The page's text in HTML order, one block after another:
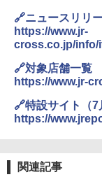
🔗ニュースリリ
https://www.jr-
cross.co.jp/info/
🔗対象店舗一覧
https://www.jr-
🔗特設サイト（7
https://
関連記事